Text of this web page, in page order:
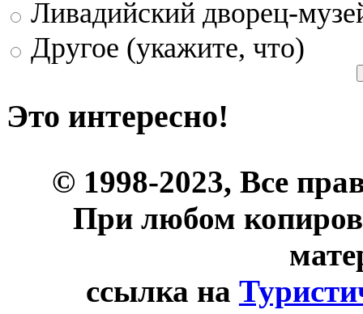
Ливадийский дворец-
Другое (укажите, что)
Это интересно!
© 1998-2023, Все
При любом
ссылка на